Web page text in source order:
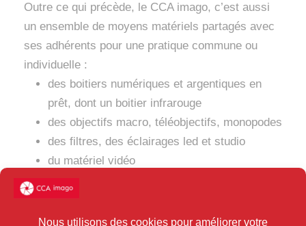
Outre ce qui précède, le CCA imago, c’est aussi
un ensemble de moyens matériels partagés avec
ses adhérents pour une pratique commune ou
individuelle :
des boitiers numériques et argentiques en
prêt, dont un boitier infrarouge
des objectifs macro, téléobjectifs, monopodes
des filtres, des éclairages led et studio
du matériel vidéo
Une imprimante grand format permet également